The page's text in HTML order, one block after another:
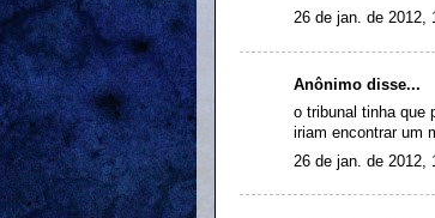
26 de jan. de 2012,
Anônimo disse...
o tribunal tinha que
iriam encontrar um
26 de jan. de 2012,